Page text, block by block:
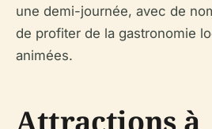
une demi-journée, avec de
de profiter de la gastronomie
animées.